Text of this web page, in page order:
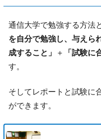
通信大学で勉強する方法
を自分で勉強し、与えら
成すること」
＋ 「試験に
す。
そしてレポートと試験に
ができます。